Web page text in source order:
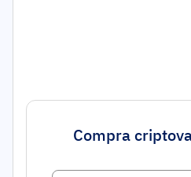
Compra